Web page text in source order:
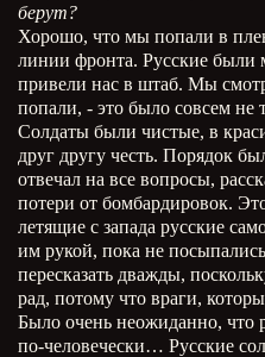
берут?
Хорошо, что мы попали в
линии фронта. Русские
привели нас в штаб. Мы
попали, - это было совсем не
Солдаты были чистые, в
друг другу честь. Порядок
отвечал на все вопросы,
потери от бомбардировок.
летящие с запада русские
им рукой, пока не
пересказать дважды,
рад, потому что враги,
Было очень неожиданно, что
по-человечески… Русские